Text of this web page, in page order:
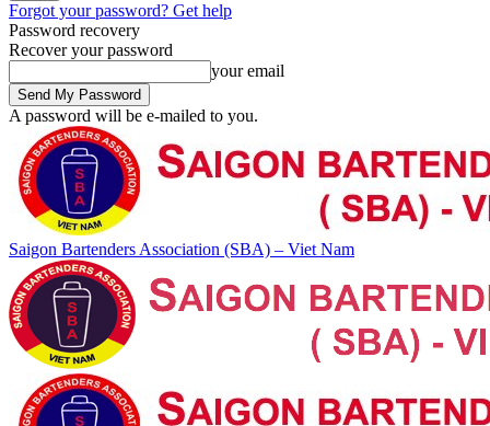
Forgot your password? Get help
Password recovery
Recover your password
your email
A password will be e-mailed to you.
Saigon Bartenders Association (SBA) – Viet Nam